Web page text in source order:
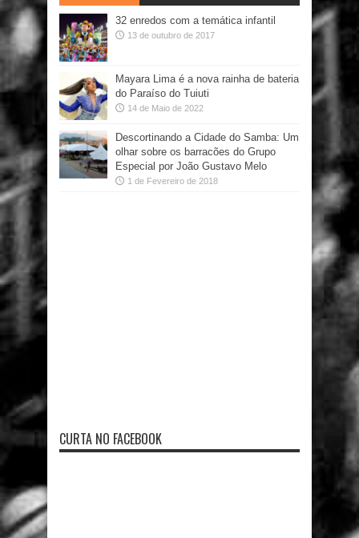
32 enredos com a temática infantil
13 de outubro de 2017
Mayara Lima é a nova rainha de bateria
do Paraíso do Tuiuti
14 de Maio de 2022
Descortinando a Cidade do Samba: Um
olhar sobre os barracões do Grupo
Especial por João Gustavo Melo
1 de Fevereiro de 2018
CURTA NO FACEBOOK